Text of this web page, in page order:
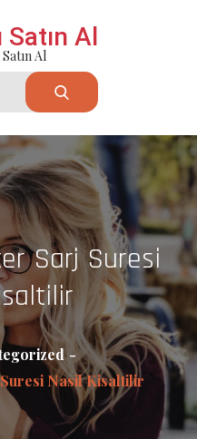
Satın Al
Al
Sarj Suresi
Nasil Kisaltilir